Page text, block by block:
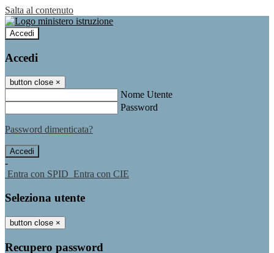
Salta al contenuto
Accedi
Accedi
button close ×
Nome Utente
Password
Password dimenticata?
-
Entra con SPID Entra con CIE
Seleziona utente
button close ×
Recupero password